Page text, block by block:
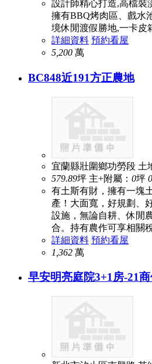
設計師精心打造,高檔裝
擁有BBQ烤肉區、戲水
境休閒渡假勝地,一卡皮
詳細資料 預約看屋
5,200 萬
BC848近191方正農地
宜蘭縣壯圍鄉功勞段 土
579.89坪 主+附屬： 0坪 0
有土斯有財，擁有一塊
產！大面寬，好規劃、
設施，無論自耕、休閒
合。持有農作可享相關
詳細資料 預約看屋
1,362 萬
早安明亮庭院3+1房-21